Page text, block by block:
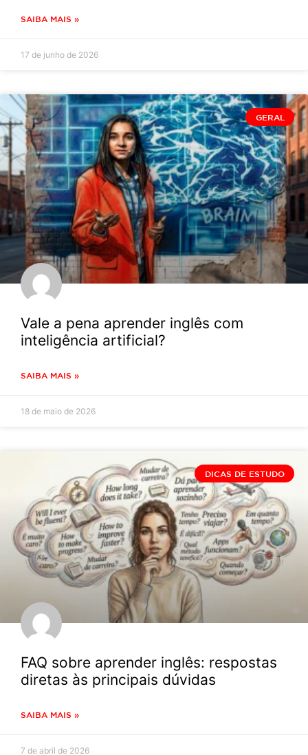
SAIBA MAIS »
17 de junho de 2026
GERAL
Vale a pena aprender inglês com
inteligência artificial?
SAIBA MAIS »
18 de maio de 2026
DICAS DE ESTUDO
FAQ sobre aprender inglês: respostas
diretas às principais dúvidas
SAIBA MAIS »
7 de abril de 2026